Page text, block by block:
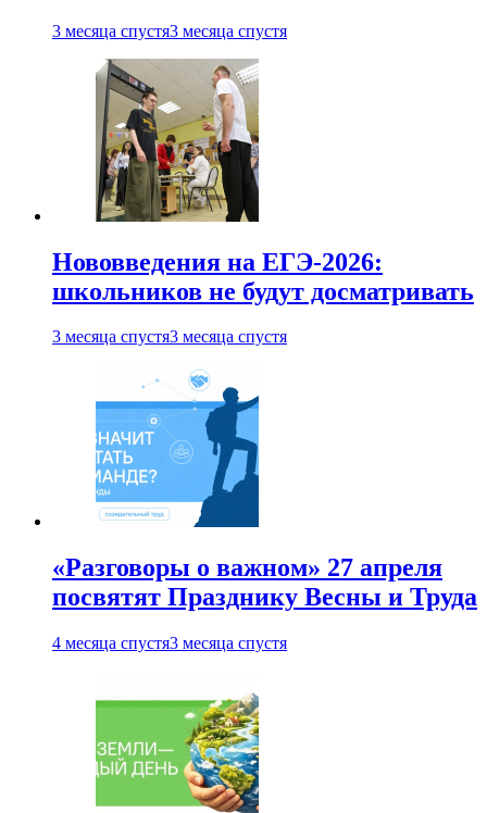
3 месяца спустя3 месяца спустя
Нововведения на ЕГЭ-2026:
школьников не будут досматривать
3 месяца спустя3 месяца спустя
«Разговоры о важном» 27 апреля
посвятят Празднику Весны и Труда
4 месяца спустя3 месяца спустя